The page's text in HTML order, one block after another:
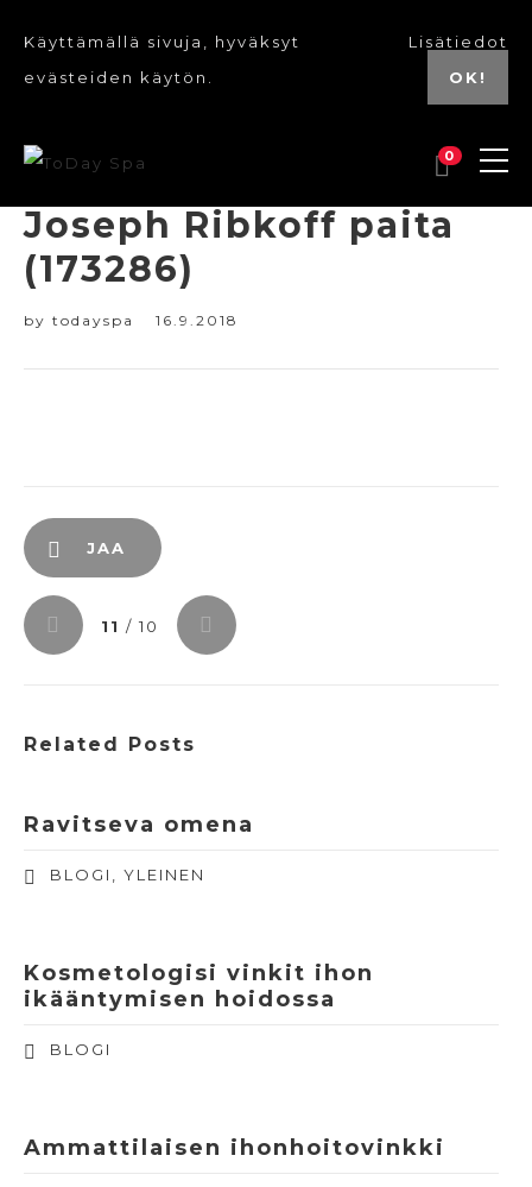
Käyttämällä sivuja, hyväksyt
evästeiden käytön.
Lisätiedot
OK!
0
Joseph Ribkoff paita
(173286)
by todayspa 16.9.2018
JAA
11 / 10
Related Posts
Ravitseva omena
BLOGI YLEINEN
Kosmetologisi vinkit ihon
ikääntymisen hoidossa
BLOGI
Ammattilaisen ihonhoitovinkki